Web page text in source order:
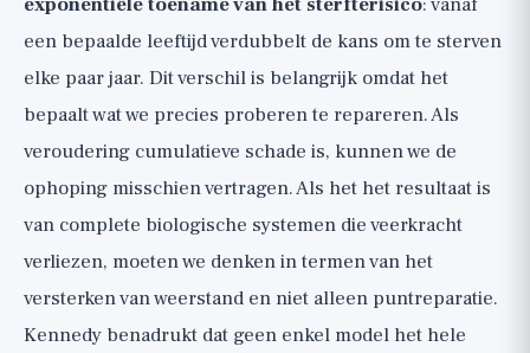
een bepaalde leeftijd verdubbelt de kans om te sterven
elke paar jaar. Dit verschil is belangrijk omdat het
bepaalt wat we precies proberen te repareren. Als
veroudering cumulatieve schade is, kunnen we de
ophoping misschien vertragen. Als het het resultaat is
van complete biologische systemen die veerkracht
verliezen, moeten we denken in termen van het
versterken van weerstand en niet alleen puntreparatie.
Kennedy benadrukt dat geen enkel model het hele